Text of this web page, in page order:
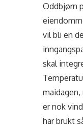
Oddbjørn
vil bli en
skal
er nok
har brukt